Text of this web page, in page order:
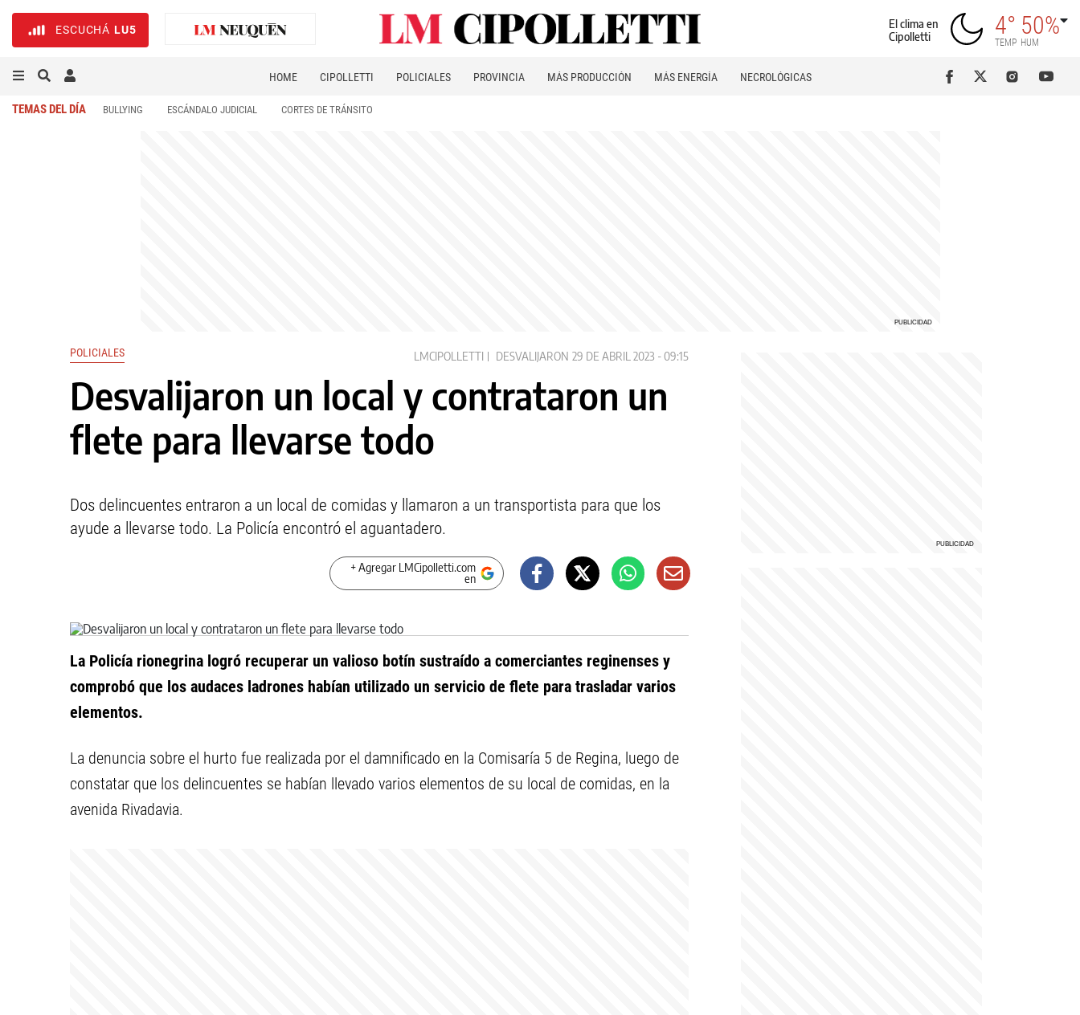
ESCUCHÁ LU5
El clima en
Cipolletti
4°
TEMP
50%
HUM
HOME CIPOLLETTI POLICIALES PROVINCIA MÁS PRODUCCIÓN MÁS ENERGÍA NECROLÓGICAS
TEMAS DEL DÍA BULLYING ESCÁNDALO JUDICIAL CORTES DE TRÁNSITO
POLICIALES LMCIPOLLETTI DESVALIJARON 29 DE ABRIL 2023 - 09:15
Desvalijaron un local y contrataron un
flete para llevarse todo
Dos delincuentes entraron a un local de comidas y llamaron a un transportista para que los
ayude a llevarse todo. La Policía encontró el aguantadero.
+ Agregar LMCipolletti.com
en
La Policía rionegrina logró recuperar un valioso botín sustraído a comerciantes reginenses y
comprobó que los audaces ladrones habían utilizado un servicio de flete para trasladar varios
elementos.
La denuncia sobre el hurto fue realizada por el damnificado en la Comisaría 5 de Regina, luego de
constatar que los delincuentes se habían llevado varios elementos de su local de comidas, en la
avenida Rivadavia.